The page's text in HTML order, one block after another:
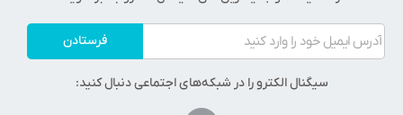
فرستادن
سیگنال الکترو را در شبکه‌های اجتماعی دنبال کنید: